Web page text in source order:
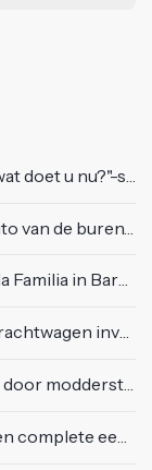
met Tatjana Šimić
alsof er niets gebeurd is
met lading verf
invoegen
modderstroom
te redden